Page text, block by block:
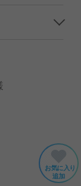
お気に入り
追加